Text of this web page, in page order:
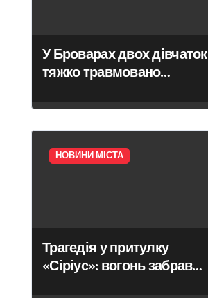
У Броварах двох дівчаток
тяжко травмовано
НОВИНИ МІСТА
Трагедія у притулку
«Сіріус»: вогонь забрав